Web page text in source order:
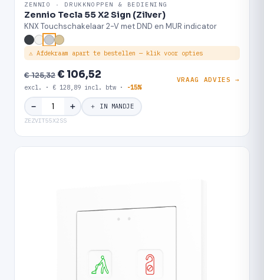
ZENNIO · DRUKKNOPPEN & BEDIENING
Zennio Tecla 55 X2 Sign (Zilver)
KNX Touchschakelaar 2-V met DND en MUR indicator
⚠ Afdekraam apart te bestellen — klik voor opties
€ 125,32€ 106,52
excl. · € 128,89 incl. btw · -15%
VRAAG ADVIES →
− ＋ ＋ IN MANDJE
ZEZVIT55X2SS